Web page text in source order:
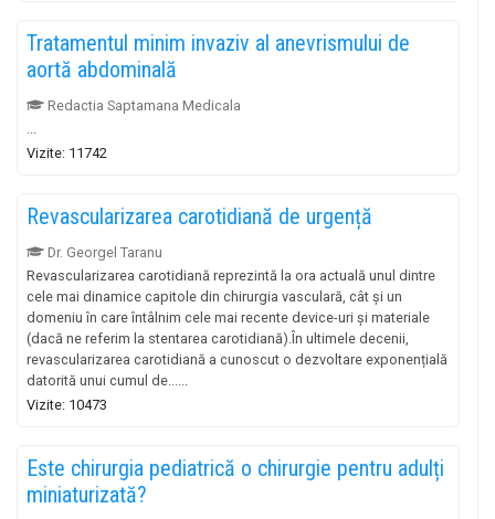
Tratamentul minim invaziv al anevrismului de
aortă abdominală
Redactia Saptamana Medicala
Vizite: 11742
Revascularizarea carotidiană de urgență
Dr. Georgel Taranu
Revascularizarea carotidiană reprezintă la ora actuală unul dintre
cele mai dinamice capitole din chirurgia vasculară, cât și un
domeniu în care întâlnim cele mai recente device-uri și materiale
(dacă ne referim la stentarea carotidiană).În ultimele decenii,
revascularizarea carotidiană a cunoscut o dezvoltare exponențială
datorită unui cumul de......
Vizite: 10473
Este chirurgia pediatrică o chirurgie pentru adulți
miniaturizată?